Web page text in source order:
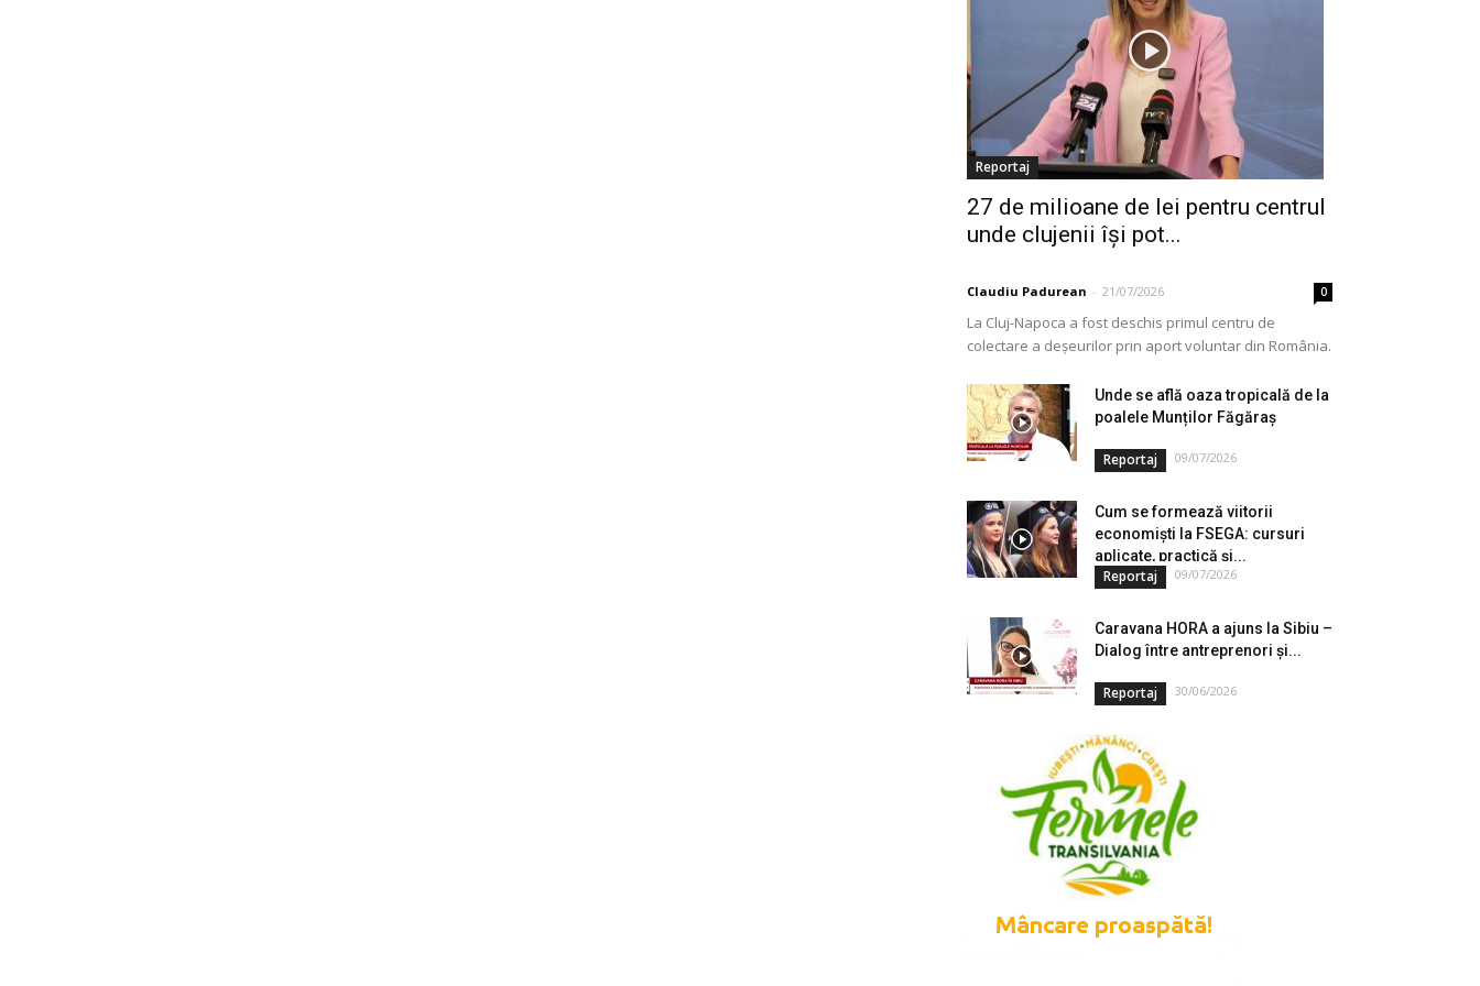
Reportaj
27 de milioane de lei pentru centrul
unde clujenii își pot...
Claudiu Padurean - 21/07/2026 0
La Cluj-Napoca a fost deschis primul centru de
colectare a deșeurilor prin aport voluntar din România.
Unde se află oaza tropicală de la
poalele Munților Făgăraș
Reportaj 09/07/2026
Cum se formează viitorii
economiști la FSEGA: cursuri
aplicate, practică și...
Reportaj 09/07/2026
Caravana HORA a ajuns la Sibiu –
Dialog între antreprenori și...
Reportaj 30/06/2026